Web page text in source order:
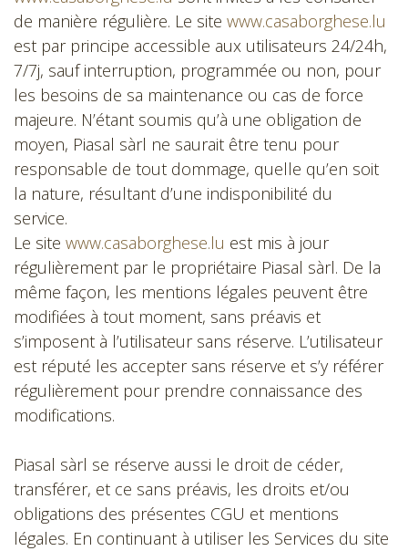
de manière régulière. Le site www.casaborghese.lu
est par principe accessible aux utilisateurs 24/24h,
7/7j, sauf interruption, programmée ou non, pour
les besoins de sa maintenance ou cas de force
majeure. N’étant soumis qu’à une obligation de
moyen, Piasal sàrl ne saurait être tenu pour
responsable de tout dommage, quelle qu’en soit
la nature, résultant d’une indisponibilité du
service.
Le site www.casaborghese.lu est mis à jour
régulièrement par le propriétaire Piasal sàrl. De la
même façon, les mentions légales peuvent être
modifiées à tout moment, sans préavis et
s’imposent à l’utilisateur sans réserve. L’utilisateur
est réputé les accepter sans réserve et s’y référer
régulièrement pour prendre connaissance des
modifications.
Piasal sàrl se réserve aussi le droit de céder,
transférer, et ce sans préavis, les droits et/ou
obligations des présentes CGU et mentions
légales. En continuant à utiliser les Services du site